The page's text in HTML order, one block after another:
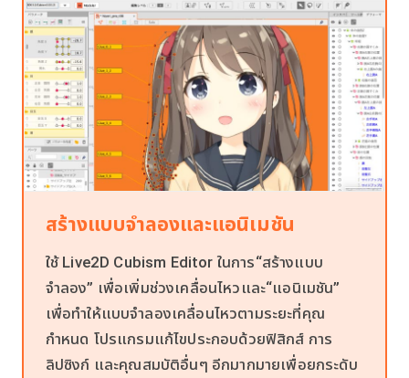
สร้างแบบจำลองและแอนิเมชัน
ใช้ Live2D Cubism Editor ในการ“สร้างแบบ
จำลอง” เพื่อเพิ่มช่วงเคลื่อนไหวและ“แอนิเมชัน”
เพื่อทำให้แบบจำลองเคลื่อนไหวตามระยะที่คุณ
กำหนด โปรแกรมแก้ไขประกอบด้วยฟิสิกส์ การ
ลิปซิงก์ และคุณสมบัติอื่นๆ อีกมากมายเพื่อยกระดับ